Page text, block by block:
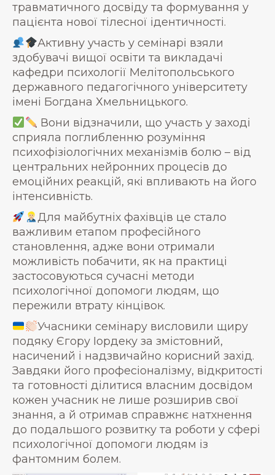
травматичного досвіду та формування у
пацієнта нової тілесної ідентичності.
Активну участь у семінарі взяли
здобувачі вищої освіти та викладачі
кафедри психології Мелітопольського
державного педагогічного університету
імені Богдана Хмельницького.
Вони відзначили, що участь у заході
сприяла поглибленню розуміння
психофізіологічних механізмів болю – від
центральних нейронних процесів до
емоційних реакцій, які впливають на його
інтенсивність.
Для майбутніх фахівців це стало
важливим етапом професійного
становлення, адже вони отримали
можливість побачити, як на практиці
застосовуються сучасні методи
психологічної допомоги людям, що
пережили втрату кінцівок.
Учасники семінару висловили щиру
подяку Єгору Іордеку за змістовний,
насичений і надзвичайно корисний захід.
Завдяки його професіоналізму, відкритості
та готовності ділитися власним досвідом
кожен учасник не лише розширив свої
знання, а й отримав справжнє натхнення
до подальшого розвитку та роботи у сфері
психологічної допомоги людям із
фантомним болем.